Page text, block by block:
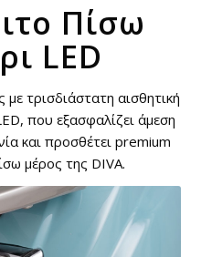
Πίσω
LED
τρισδιάστατη αισθητική
που εξασφαλίζει άμεση
και προσθέτει premium
μέρος της DIVA.